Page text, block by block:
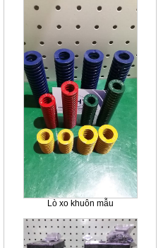
Lò xo khuôn mẫu